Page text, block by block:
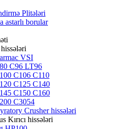
Plitələri
astarlı borular
VSI
C96 LT96
C106 C110
C125 C140
C150 C160
C3054
Crusher hissələri
Kırıcı hissələri